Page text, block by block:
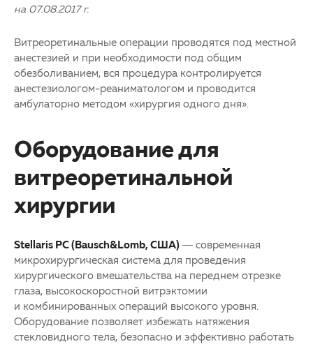
на 07.08.2017 г.
Витреоретинальные операции проводятся под местной
анестезией и при необходимости под общим
обезболиванием, вся процедура контролируется
анестезиологом-реаниматологом и проводится
амбулаторно методом «хирургия одного дня».
Оборудование для
витреоретинальной
хирургии
Stellaris PC (Bausch&Lomb, США) — современная
микрохирургическая система для проведения
хирургического вмешательства на переднем отрезке
глаза, высокоскоростной витрэктомии
и комбинированных операций высокого уровня.
Оборудование позволяет избежать натяжения
стекловидного тела, безопасно и эффективно работать